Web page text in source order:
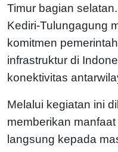
Timur bagian
Kediri-Tulungagung
komitmen
infrastruktur di
konektivitas
Melalui kegiatan ini
memberikan
langsung kepada